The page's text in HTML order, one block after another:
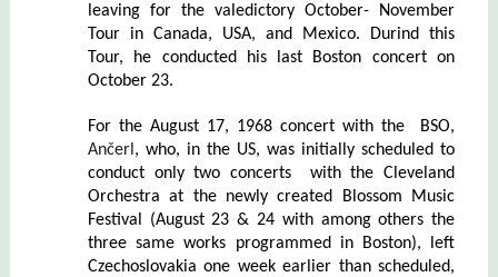
leaving for the valedictory October- November
Tour in Canada, USA, and Mexico. Durind this
Tour, he conducted his last Boston concert on
October 23.
For the August 17, 1968 concert with the BSO,
Ančerl , who, in the US, was initially scheduled to
conduct only two concerts
with the Cleveland
Orchestra at the newly created Blossom Music
Festival (August 23 & 24 with among others the
three same works programmed in Boston), left
Czechoslovakia one week earlier than scheduled,